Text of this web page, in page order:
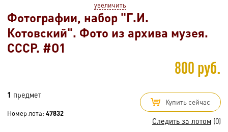
увеличить
Фотографии, набор "Г.И.
Котовский". Фото из архива музея.
СССР. #O1
800 руб.
1 предмет
Номер лота: 47832
Купить сейчас
Следить за лотом (0)